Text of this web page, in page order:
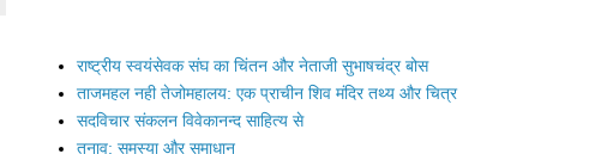
राष्ट्रीय स्वयंसेवक संघ का चिंतन और नेताजी सुभाषचंद्र बोस
ताजमहल नही तेजोमहालय: एक प्राचीन शिव मंदिर तथ्य और चित्र
सदविचार संकलन विवेकानन्द साहित्य से
तनाव: समस्या और समाधान